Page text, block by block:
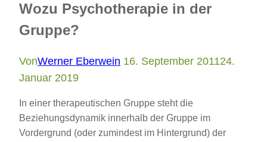
Wozu Psychotherapie in der
Gruppe?
VonWerner Eberwein 16. September 201124.
Januar 2019
In einer therapeutischen Gruppe steht die
Beziehungsdynamik innerhalb der Gruppe im
Vordergrund (oder zumindest im Hintergrund) der